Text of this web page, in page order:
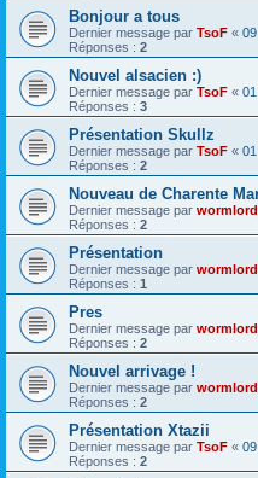
Bonjour a tous
Dernier message par TsoF «
Réponses : 2
Nouvel alsacien :)
Dernier message par TsoF «
Réponses : 3
Présentation Skullz
Dernier message par TsoF «
Réponses : 2
Nouveau de Charente
Dernier message par wormlord
Réponses : 2
Présentation
Dernier message par wormlord
Réponses : 1
Pres
Dernier message par wormlord
Réponses : 2
Nouvel arrivage !
Dernier message par wormlord
Réponses : 2
Présentation Xtazii
Dernier message par TsoF «
Réponses : 2